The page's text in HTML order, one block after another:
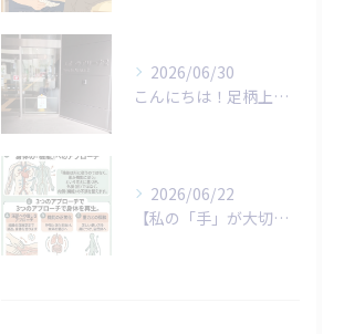
2026/06/30
こんにちは！足柄上整体院です。
2026/06/22
​【私の「手」が大切にしていること】